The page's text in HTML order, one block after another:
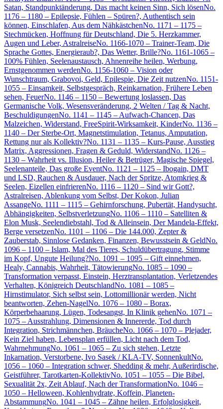
Satan, Standpunktänderung, Das macht keinen Sinn, Sich lösenNo.
1176 – 1180 – Epilepsie, Fühlen – Spüren?, Authentisch sein
können, Einschlafen, Aus dem NähkästchenNo. 1171 – 1175 –
Stechmücken, Hoffnung für Deutschland, Die 5. Herzkammer,
Augen und Leber, AstralreiseNo. 1166-1070 – Trainer-Team, Die
Sprache Gottes, Energieraub?, Das Wetter, Brille?No. 1161-1065 –
100% Fühlen, Seelenaustausch, Ahnenreihe heilen, Werbung,
Ernstgenommen werdenNo. 1156-1060 – Vision oder
Wunschtraum, Grabovoi, Geld, Epilespie, Die Zeit nutzenNo. 1151-
1055 – Einsamkeit, Selbstgespräch, Reinkarnation, Frühere Leben
sehen, FeuerNo. 1146 – 1150 – Bewertung loslassen, Das
Germanische Volk, Wesensveränderung, 2 Welten / Tag & Nacht,
BeschuldigungenNo. 1141 – 1145 – Aufwach-Chancen, Das
Malzeichen, Widerstand, FreeSpirit-Wirksamkeit, KinderNo. 1136 –
1140 – Der Sterbe-Ort, Magnetstimulation, Tetanus, Amputation,
Rettung nur als Kollektiv?No. 1131 – 1135 – Kurs-Pause, Ausstieg
Matrix, Aggressionen, Fragen & Geduld, WiderstandNo. 1126 –
1130 – Wahrheit vs. Illusion, Heiler & Betrüger, Magische Spiegel,
Seelenanteile, Das große EventNo. 1121 – 1125 – Ibogain, DMT
und LSD, Rauchen & Ausdauer, Nach der Spritze, Atomkrieg &
Seelen, Eizellen einfrierenNo. 1116 – 1120 – Sind wir Gott?,
Astralreisen, Ablenkung vom Selbst, Der Kokon, Julian
AssangeNo. 1111 – 1115 – Gehirnforschung, Pubertät, Handysucht,
Abhängigkeiten, SelbstverletzungNo. 1106 – 1110 – Satelliten &
Elon Musk, Seelendiebstahl, Tod & Alleinsein, Der Mandela-Effekt,
Berge versetzenNo. 1101 – 1106 – Die 144.000, Zepter &
Zauberstab, Sinnlose Gedanken, Finanzen, Bewusstsein & GeldNo.
1096 – 1100 – Islam, Mal des Tieres, Schuldübertragung, Stimme
im Kopf, Ungute Heilung?No. 1091 – 1095 – Gift einnehmen,
Healy, Cannabis, Wahrheit, TätowierungNo. 1085 – 1090 –
Transformation verpasst, Einstein, Herztransplantation, Verletzendes
Verhalten, Königreich DeutschlandNo. 1081 – 1085 –
Hirnstimulator, Sich selbst sein, Lottomillionär werden, Nicht
beantworten, Zehen-NagelNo. 1076 – 1080 – Borax,
Körperbehaarung, Lügen, Todesangst, In Klinik gehenNo. 1071 –
1075 – Ausstrahlung, Dimensionen & Innererde, Tod durch
Integration, Strichmännchen, BräucheNo. 1066 – 1070 – Plejader,
Kein Ziel haben, Lebensplan erfüllen, Licht nach dem Tod,
WahrnehmungNo. 1061 – 1065 – Zu sich stehen, Letzte
Inkarnation, Verstorbene, Ivo Sasek / KLA-TV, SonnenkultNo.
1056 – 1060 – Integration schwer, Shedding & mehr, Außerirdische,
Geistführer, Tarotkarten-KollektivNo. 1051 – 1055 – Die Bibel,
Sexualität 2x, Zeit Ablauf, Nach der TransformationNo. 1046 –
1050 – Helloween, Kohlenhydrate, Koffein, Planeten-
AbstammungNo. 1041 – 1045 – Zähne heilen, Erfolglosigkeit,